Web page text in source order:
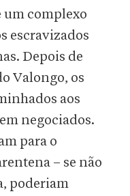
um complexo
escravizados
Depois de
Valongo, os
aos
negociados.
para o
– se não
poderiam